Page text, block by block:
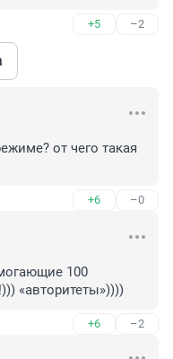
+5 –2
от чего такая
+6 –0
100
«авторитеты»))))
+6 –2